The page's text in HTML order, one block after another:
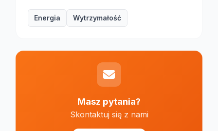
Energia Wytrzymałość
Masz pytania?
Skontaktuj się z nami